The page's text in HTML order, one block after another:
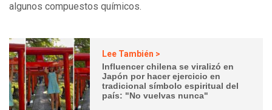
algunos compuestos químicos.
Lee También >
Influencer chilena se viralizó en
Japón por hacer ejercicio en
tradicional símbolo espiritual del
país: "No vuelvas nunca"